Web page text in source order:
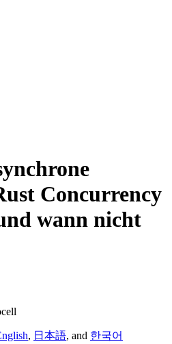
Concurrency
wann nicht
, 日本語, and 한국어